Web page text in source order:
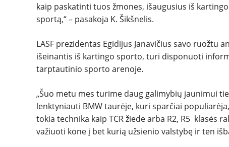
kaip paskatinti tuos žmones, išaugusius iš
sportą,“ – pasakoja K. Šikšnelis.
LASF prezidentas Egidijus Janavičius savo ruožtu
išeinantis iš kartingo sporto, turi disponuoti
tarptautinio sporto arenoje.
„Šuo metu mes turime daug galimybių jaunimui
lenktyniauti BMW taurėje, kuri sparčiai
tokia technika kaip TCR žiede arba R2, R5 klasės
važiuoti kone į bet kurią užsienio valstybę ir ten